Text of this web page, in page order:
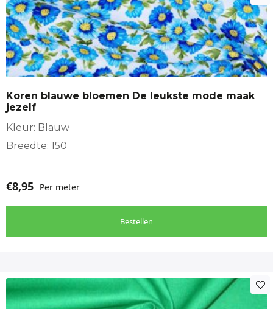
Koren blauwe bloemen De leukste mode maak
jezelf
Kleur: Blauw
Breedte: 150
€8,95 Per meter
Bestellen